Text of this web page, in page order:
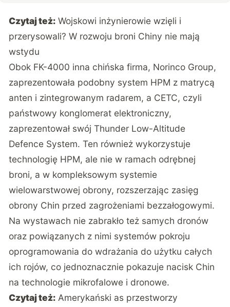
Czytaj też: Wojskowi inżynierowie wzięli i
przerysowali? W rozwoju broni Chiny nie mają
wstydu
Obok FK-4000 inna chińska firma, Norinco Group,
zaprezentowała podobny system HPM z matrycą
anten i zintegrowanym radarem, a CETC, czyli
państwowy konglomerat elektroniczny,
zaprezentował swój Thunder Low-Altitude
Defence System. Ten również wykorzystuje
technologię HPM, ale nie w ramach odrębnej
broni, a w kompleksowym systemie
wielowarstwowej obrony, rozszerzając zasięg
obrony Chin przed zagrożeniami bezzałogowymi.
Na wystawach nie zabrakło też samych dronów
oraz powiązanych z nimi systemów pokroju
oprogramowania do wdrażania do użytku całych
ich rojów, co jednoznacznie pokazuje nacisk Chin
na technologie mikrofalowe i dronowe.
Czytaj też: Amerykański as przestworzy